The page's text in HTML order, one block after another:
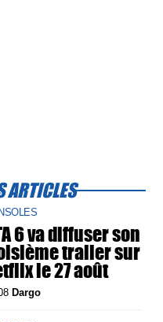
ARTICLES
6 va diffuser son
trailer sur
le 27 août
Dargo